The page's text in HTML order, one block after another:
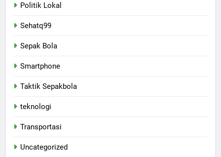
Politik Lokal
Sehatq99
Sepak Bola
Smartphone
Taktik Sepakbola
teknologi
Transportasi
Uncategorized